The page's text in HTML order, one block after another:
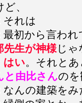
、
それは
最初から言わ
先生が神様じゃ
はい。それと
と由比さんの
なんの建築をみ